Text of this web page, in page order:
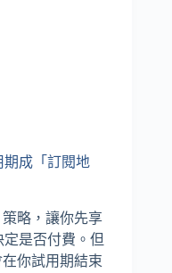
期成「訂閱地
略，讓你先享
是否付費。但
你試用期結束